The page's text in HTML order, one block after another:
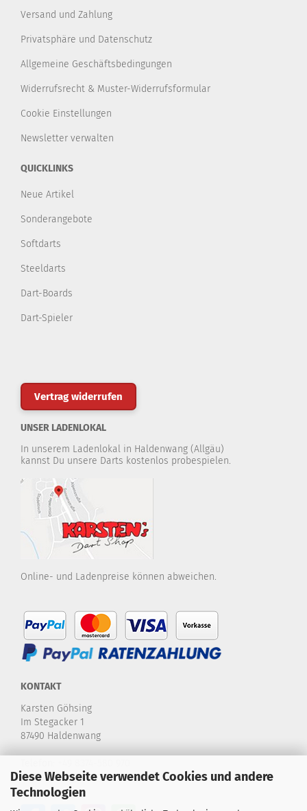
Diese Webseite verwendet Cookies und andere
Technologien
Versand und Zahlung
Privatsphäre und Datenschutz
Allgemeine Geschäftsbedingungen
Widerrufsrecht & Muster-Widerrufsformular
Cookie Einstellungen
Newsletter verwalten
QUICKLINKS
Neue Artikel
Sonderangebote
Softdarts
Steeldarts
Dart-Boards
Dart-Spieler
Vertrag widerrufen
UNSER LADENLOKAL
In unserem Ladenlokal in Haldenwang (Allgäu)
kannst Du unsere Darts kostenlos probespielen.
Online- und Ladenpreise können abweichen.
KONTAKT
Karsten Göhsing
Im Stegacker 1
87490 Haldenwang
E-Mail:info@karstensdartshop.de